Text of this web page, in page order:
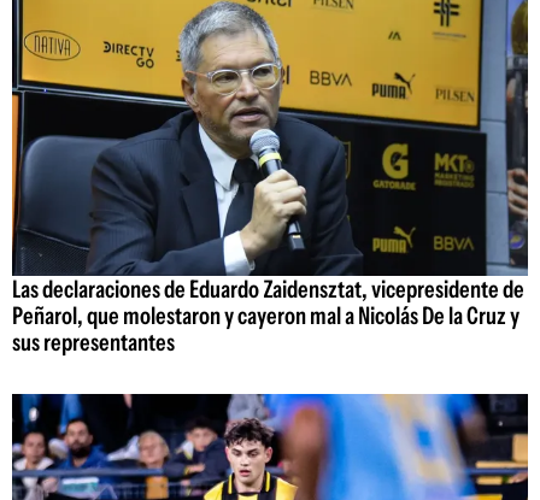
Las declaraciones de Eduardo Zaidensztat, vicepresidente de
Peñarol, que molestaron y cayeron mal a Nicolás De la Cruz y
sus representantes